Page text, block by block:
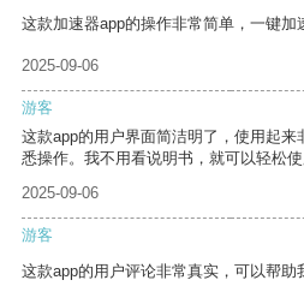
这款加速器app的操作非常简单，一键加
2025-09-06
游客
这款app的用户界面简洁明了，使用起
悉操作。我不用看说明书，就可以轻松使
2025-09-06
游客
这款app的用户评论非常真实，可以帮助